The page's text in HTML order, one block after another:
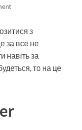
з
за все не
навіть за
то на це